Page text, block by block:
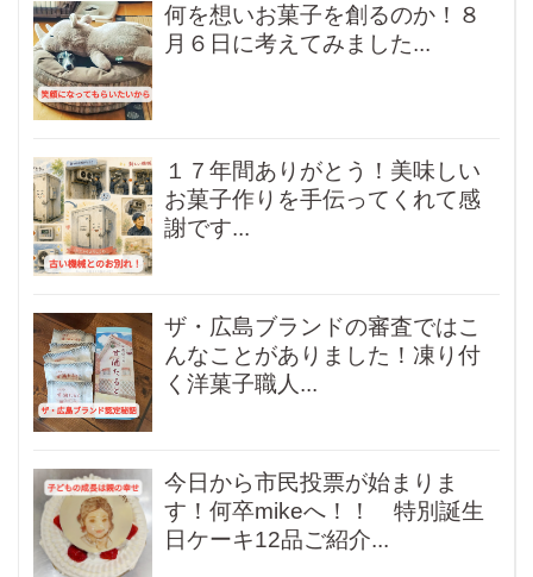
何を想いお菓子を創るのか！８
月６日に考えてみました...
１７年間ありがとう！美味しい
お菓子作りを手伝ってくれて感
謝です...
ザ・広島ブランドの審査ではこ
んなことがありました！凍り付
く洋菓子職人...
今日から市民投票が始まりま
す！何卒mikeへ！！ 特別誕生
日ケーキ12品ご紹介...